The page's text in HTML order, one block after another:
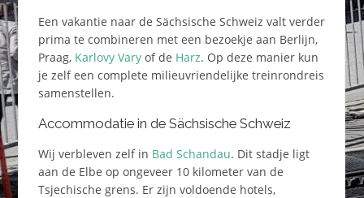
Een vakantie naar de Sächsische Schweiz valt verder
prima te combineren met een bezoekje aan Berlijn,
Praag, Karlovy Varyof de Harz. Op deze manier kun
je zelf een complete milieuvriendelijke treinrondreis
samenstellen.
Accommodatie in de Sächsische Schweiz
Wij verbleven zelf in Bad Schandau. Dit stadje ligt
aan de Elbe op ongeveer 10 kilometer van de
Tsjechische grens. Er zijn voldoende hotels,